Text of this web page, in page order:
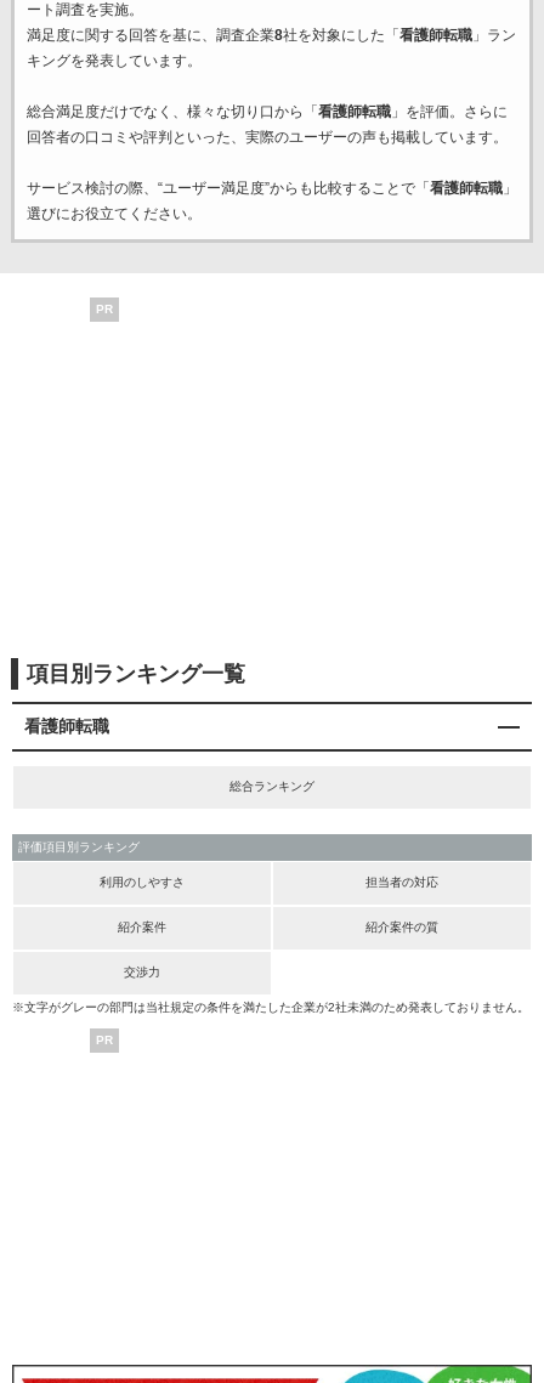
ート調査を実施。
満足度に関する回答を基に、調査企業8社を対象にした「 看護師転職」ラン
キングを発表しています。
総合満足度だけでなく、様々な切り口から「 看護師転職」を評価。さらに
回答者の口コミや評判といった、実際のユーザーの声も掲載しています。
サービス検討の際、“ユーザー満足度”からも比較することで「 看護師転職」
選びにお役立てください。
PR
項目別ランキング一覧
看護師転職
総合ランキング
評価項目別ランキング
利用のしやすさ 担当者の対応
紹介案件 紹介案件の質
交渉力
※文字がグレーの部門は当社規定の条件を満たした企業が2社未満のため発表しておりません。
PR